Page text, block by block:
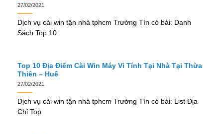
27/02/2021
Dịch vụ cài win tận nhà tphcm Trường Tín có bài: Danh
Sách Top 10
Top 10 Địa Điểm Cài Win Máy Vi Tính Tại Nhà Tại Thừa
Thiên – Huế
27/02/2021
Dịch vụ cài win tận nhà tphcm Trường Tín có bài: List Địa
Chỉ Top